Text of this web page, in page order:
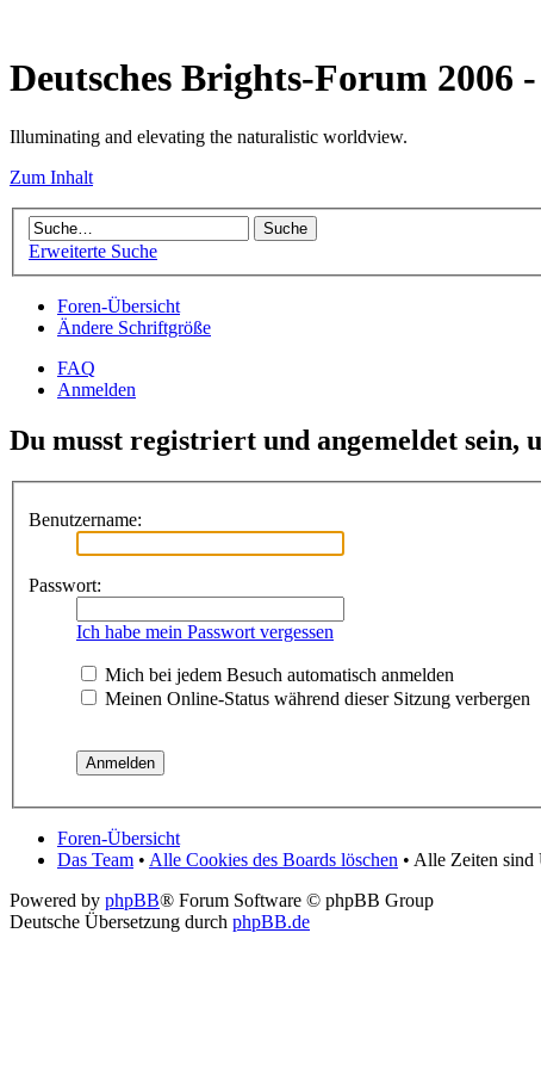
Deutsches Brights-Forum 2006
Illuminating and elevating the naturalistic worldview.
Zum Inhalt
Erweiterte Suche
Foren-Übersicht
Ändere Schriftgröße
FAQ
Anmelden
Du musst registriert und angemeldet sein,
Benutzername:
Passwort:
Ich habe mein Passwort vergessen
Mich bei jedem Besuch automatisch anmelden
Meinen Online-Status während dieser Sitzung verbergen
Foren-Übersicht
Das Team • Alle Cookies des Boards löschen • Alle Zeiten
Powered by phpBB® Forum Software © phpBB Group
Deutsche Übersetzung durch phpBB.de